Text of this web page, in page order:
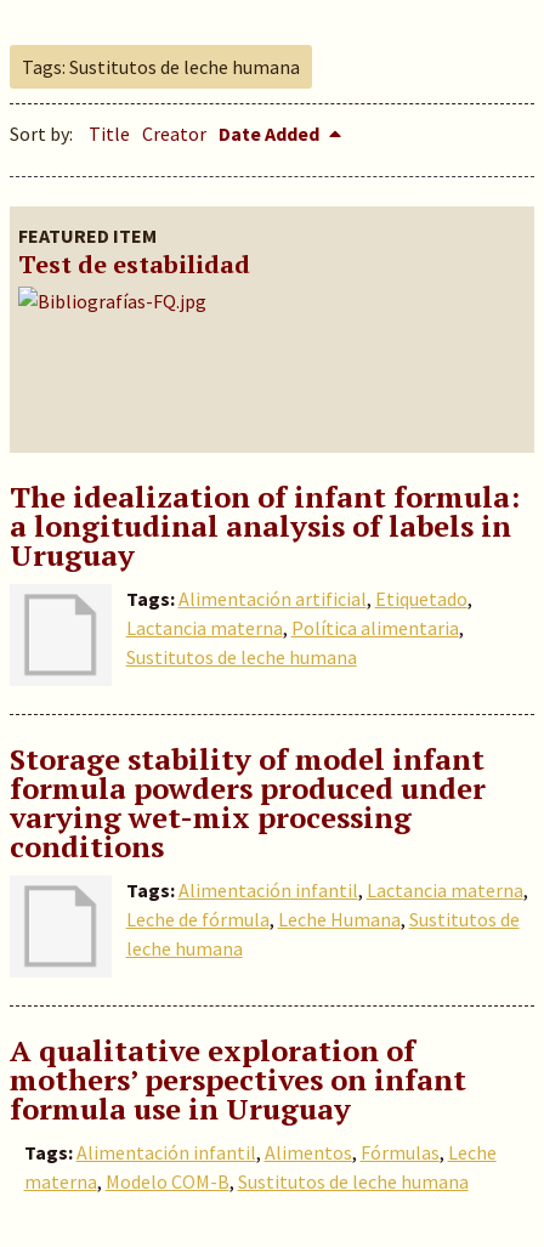
Tags: Sustitutos de leche humana
Sort by: Title Creator Date Added
FEATURED ITEM
Test de estabilidad
The idealization of infant formula:
a longitudinal analysis of labels in
Uruguay
Tags:Alimentación artificial, Etiquetado,
Lactancia materna, Política alimentaria,
Sustitutos de leche humana
Storage stability of model infant
formula powders produced under
varying wet-mix processing
conditions
Tags:Alimentación infantil, Lactancia materna,
Leche de fórmula, Leche Humana, Sustitutos de
leche humana
A qualitative exploration of
mothers’ perspectives on infant
formula use in Uruguay
Tags:Alimentación infantil, Alimentos, Fórmulas, Leche
materna, Modelo COM-B, Sustitutos de leche humana